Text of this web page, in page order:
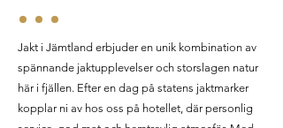
Jakt i Jämtland erbjuder en unik kombination av
spännande jaktupplevelser och storslagen natur
här i fjällen. Efter en dag på statens jaktmarker
kopplar ni av hos oss på hotellet, där personlig